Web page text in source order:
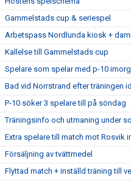
Gammelstads cup & seriespel
Arbetspass Nordlunda kiosk +
Kallelse till Gammelstads cup
Spelare som spelar med p-10
Bad vid Norrstrand efter träningen
P-10 söker 3 spelare till på söndag
Träningsinfo och utmaning under
Extra spelare till match mot Rosvik
Försäljning av tvättmedel
Flyttad match + inställd träning till